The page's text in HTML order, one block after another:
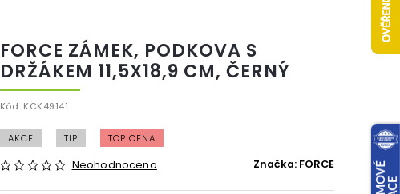
FORCE ZÁMEK, PODKOVA S
DRŽÁKEM 11,5X18,9 CM, ČERNÝ
Kód: KCK49141
AKCE TIP TOP CENA
Neohodnoceno Značka: FORCE